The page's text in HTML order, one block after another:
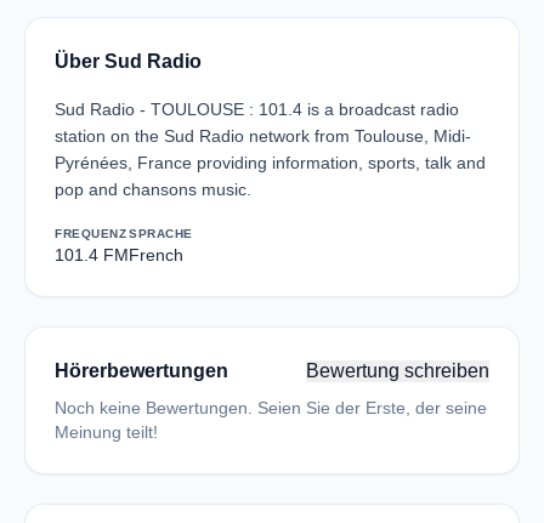
Über Sud Radio
Sud Radio - TOULOUSE : 101.4 is a broadcast radio
station on the Sud Radio network from Toulouse, Midi-
Pyrénées, France providing information, sports, talk and
pop and chansons music.
FREQUENZ
101.4 FM
SPRACHE
French
Hörerbewertungen Bewertung schreiben
Noch keine Bewertungen. Seien Sie der Erste, der seine
Meinung teilt!